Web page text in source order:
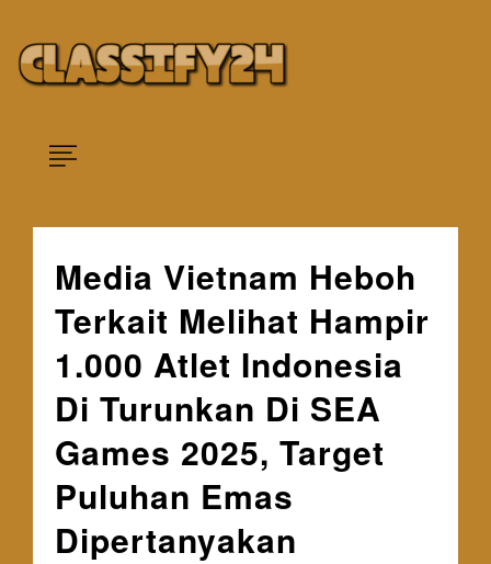
content
Media Vietnam Heboh
Terkait Melihat Hampir
1.000 Atlet Indonesia
Di Turunkan Di SEA
Games 2025, Target
Puluhan Emas
Dipertanyakan